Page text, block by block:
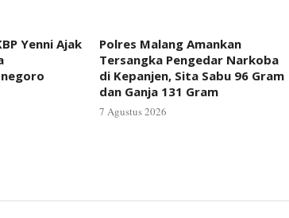
Yenni Ajak
Polres Malang Amankan
Tersangka Pengedar Narkoba
di Kepanjen, Sita Sabu 96 Gram
dan Ganja 131 Gram
7 Agustus 2026